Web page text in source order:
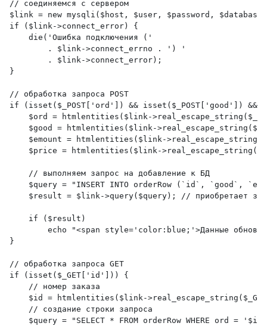
// соединяемся с сервером
$link = new mysqli($host, $user, $password,
if ($link->connect_error) {
    die('Ошибка подключения ('
        . $link->connect_errno . ') '
        . $link->connect_error);
}
// обработка запроса POST
if (isset($_POST['ord']) && isset($_POST['good']) &&
$ord = htmlentities($link-
$good = htmlentities($link-
$emount = htmlentities($link-
$price = htmlentities($link-
    // выполняем запрос на добавление к БД
$query = "INSERT INTO orderRow (`id`, `good`,
$result = $link->query($query); // приобретает
    if ($result)
echo "<span style='color:blue;'>Данные
}
// обработка запроса GET
if (isset($_GET['id'])) {
    // номер заказа
$id = htmlentities($link-
    // создание строки запроса
$query = "SELECT * FROM orderRow WHERE ord =